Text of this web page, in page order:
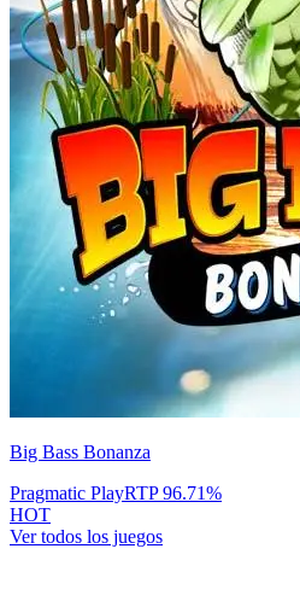
Big Bass Bonanza
Pragmatic PlayRTP96.71%
HOT
Ver todos los juegos